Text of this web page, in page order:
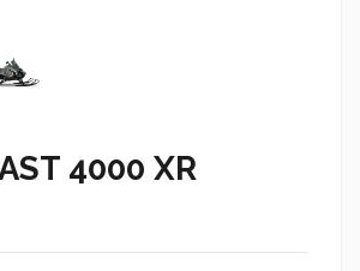
4000 XR